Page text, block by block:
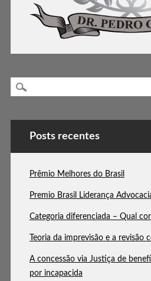
Posts recentes
Prêmio Melhores do Brasil
Premio Brasil Liderança
Categoria diferenciada – Qual
Teoria da imprevisão e a revisão
A concessão via Justiça de
por incapacida